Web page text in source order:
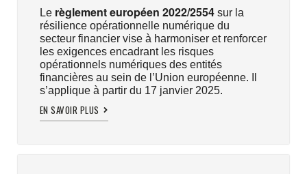
Le règlement européen 2022/2554 sur la
résilience opérationnelle numérique du
secteur financier vise à harmoniser et renforcer
les exigences encadrant les risques
opérationnels numériques des entités
financières au sein de l’Union européenne. Il
s’applique à partir du 17 janvier 2025.
EN SAVOIR PLUS